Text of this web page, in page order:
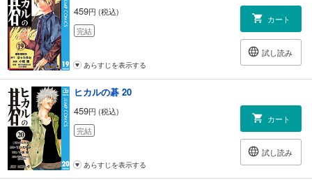
459円 (税込)
完結
カート
試し読み
あらすじを表示する
ヒカルの碁 20
459円 (税込)
完結
カート
試し読み
あらすじを表示する